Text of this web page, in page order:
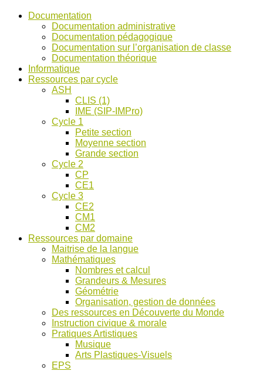
Bancs
d’Ecole
pour
discussions
Documentation
Documentation administrative
Documentation pédagogique
Documentation sur l’organisation de classe
Documentation théorique
Informatique
Ressources par cycle
ASH
CLIS (1)
IME (SIP-IMPro)
Cycle 1
Petite section
Moyenne section
Grande section
Cycle 2
CP
CE1
Cycle 3
CE2
CM1
CM2
Ressources par domaine
Maitrise de la langue
Mathématiques
Nombres et calcul
Grandeurs & Mesures
Géométrie
Organisation, gestion de données
Des ressources en Découverte du Monde
Instruction civique & morale
Pratiques Artistiques
Musique
Arts Plastiques-Visuels
EPS